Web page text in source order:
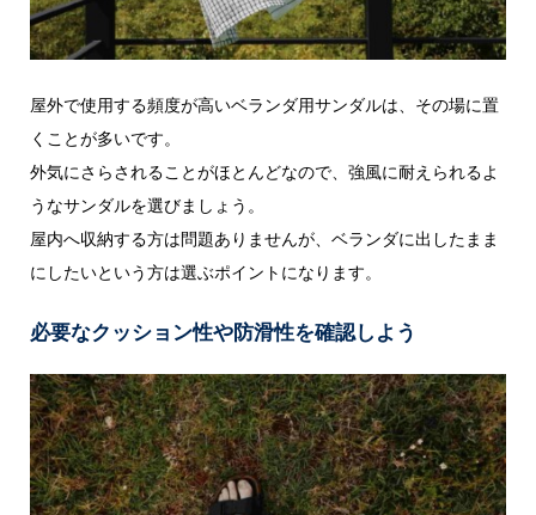
屋外で使用する頻度が高いベランダ用サンダルは、その場に置
くことが多いです。
外気にさらされることがほとんどなので、強風に耐えられるよ
うなサンダルを選びましょう。
屋内へ収納する方は問題ありませんが、ベランダに出したまま
にしたいという方は選ぶポイントになります。
必要なクッション性や防滑性を確認しよう